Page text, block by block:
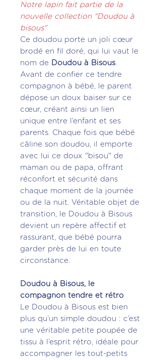
Notre lapin fait partie de la
nouvelle collection "Doudou à
bisous"
Ce doudou porte un joli cœur
brodé en fil doré, qui lui vaut le
nom de Doudou à Bisous.
Avant de confier ce tendre
compagnon à bébé, le parent
dépose un doux baiser sur ce
cœur, créant ainsi un lien
unique entre l’enfant et ses
parents. Chaque fois que bébé
câline son doudou, il emporte
avec lui ce doux "bisou" de
maman ou de papa, offrant
réconfort et sécurité dans
chaque moment de la journée
ou de la nuit. Véritable objet de
transition, le Doudou à Bisous
devient un repère affectif et
rassurant, que bébé pourra
garder près de lui en toute
circonstance.
Doudou à Bisous, le
compagnon tendre et rétro
Le Doudou à Bisous est bien
plus qu’un simple doudou : c’est
une véritable petite poupée de
tissu à l’esprit rétro, idéale pour
accompagner les tout-petits